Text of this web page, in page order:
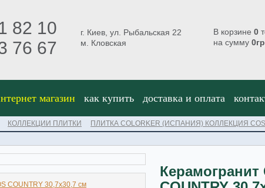
82 10
76 67
г. Киев, ул. Рыбальская 22
м. Кловская
В корзине 0
на сумму 0
магазин как купить доставка и оплата
КОЛЛЕКЦИИ ПЛИТКИ ПЛИТКА COLORKER (ИСПАНИЯ) КОЛЛЕКЦИЯ
Керамогранит